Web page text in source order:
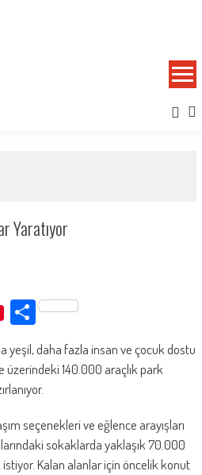
Yaratıyor
Paylaş
yeşil, daha fazla insan ve çocuk dostu
140.000 araçlık park
seçenekleri ve eğlence arayışları
sokaklarda yaklaşık 70.000
Kalan alanlar için öncelik konut